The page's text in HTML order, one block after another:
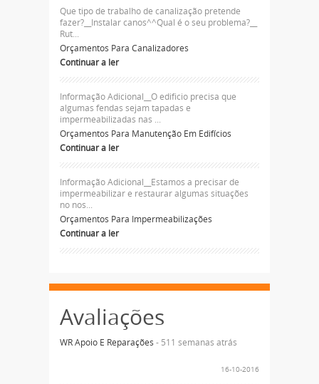
Que tipo de trabalho de canalização pretende
fazer?__Instalar canos^^Qual é o seu problema?__
Rut...
Orçamentos Para Canalizadores
Continuar a ler
Informação Adicional__O edificio precisa que
algumas fendas sejam tapadas e
impermeabilizadas nas ...
Orçamentos Para Manutenção Em Edifícios
Continuar a ler
Informação Adicional__Estamos a precisar de
impermeabilizar e restaurar algumas situações
no nos...
Orçamentos Para Impermeabilizações
Continuar a ler
Avaliações
WR Apoio E Reparações - 511 semanas atrás
16-10-2016